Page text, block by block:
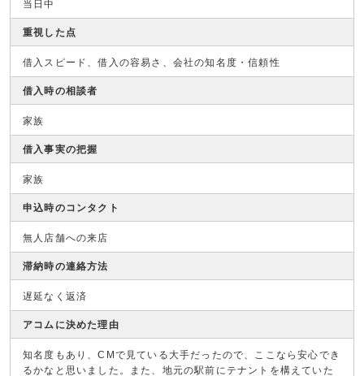
当日中
重視した点
借入スピード、借入の容易さ、会社の知名度・信頼性
借入時の相談者
家族
借入事実の把握
家族
申込時のコンタクト
無人店舗への来店
滞納時の連絡方法
遅延なく返済
アコムに決めた理由
知名度もあり、CMで見ている大手だったので、ここなら安心でき
るかなと思いました。また、地元の駅前にテナントを構えていた